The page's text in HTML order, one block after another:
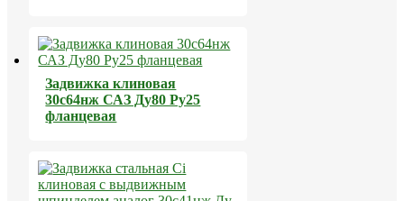
Задвижка клиновая
30с64нж САЗ Ду80 Ру25
фланцевая